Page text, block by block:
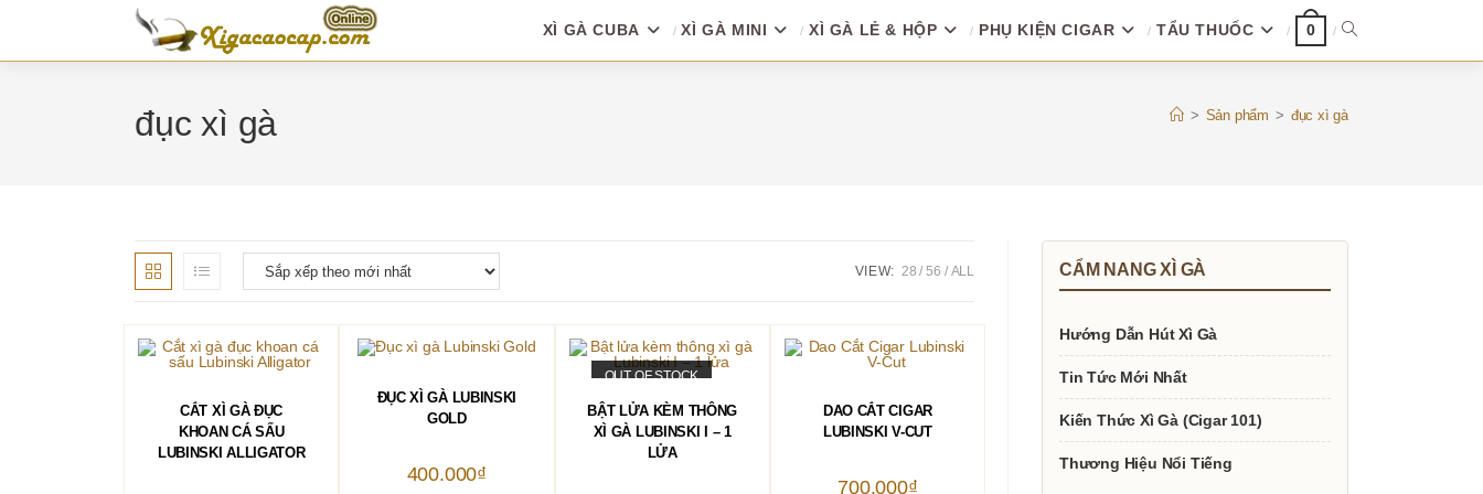
content
XÌ GÀ CUBA XÌ GÀ MINI XÌ GÀ LẺ & HỘP PHỤ KIỆN CIGAR TẨU THUỐC 0 TOGGLE
đục xì gà > Sản phẩm > đục xì gà
VIEW: 28 56 ALL
THÊM VÀO GIỎ HÀNG
CẮT XÌ GÀ ĐỤC
KHOAN CÁ SẤU
LUBINSKI ALLIGATOR
THÊM VÀO GIỎ HÀNG
ĐỤC XÌ GÀ LUBINSKI
GOLD
400.000₫
OUT OF STOCK
CHỌNphẩm
này
có
nhiều
biến
BẬT LỬA KÈM THÔNG
XÌ GÀ LUBINSKI I – 1
LỬA
THÊM VÀO GIỎ HÀNG
DAO CẮT CIGAR
LUBINSKI V-CUT
700.000₫
CẨM NANG XÌ GÀ
Hướng Dẫn Hút Xì Gà
Tin Tức Mới Nhất
Kiến Thức Xì Gà (Cigar 101)
Thương Hiệu Nổi Tiếng